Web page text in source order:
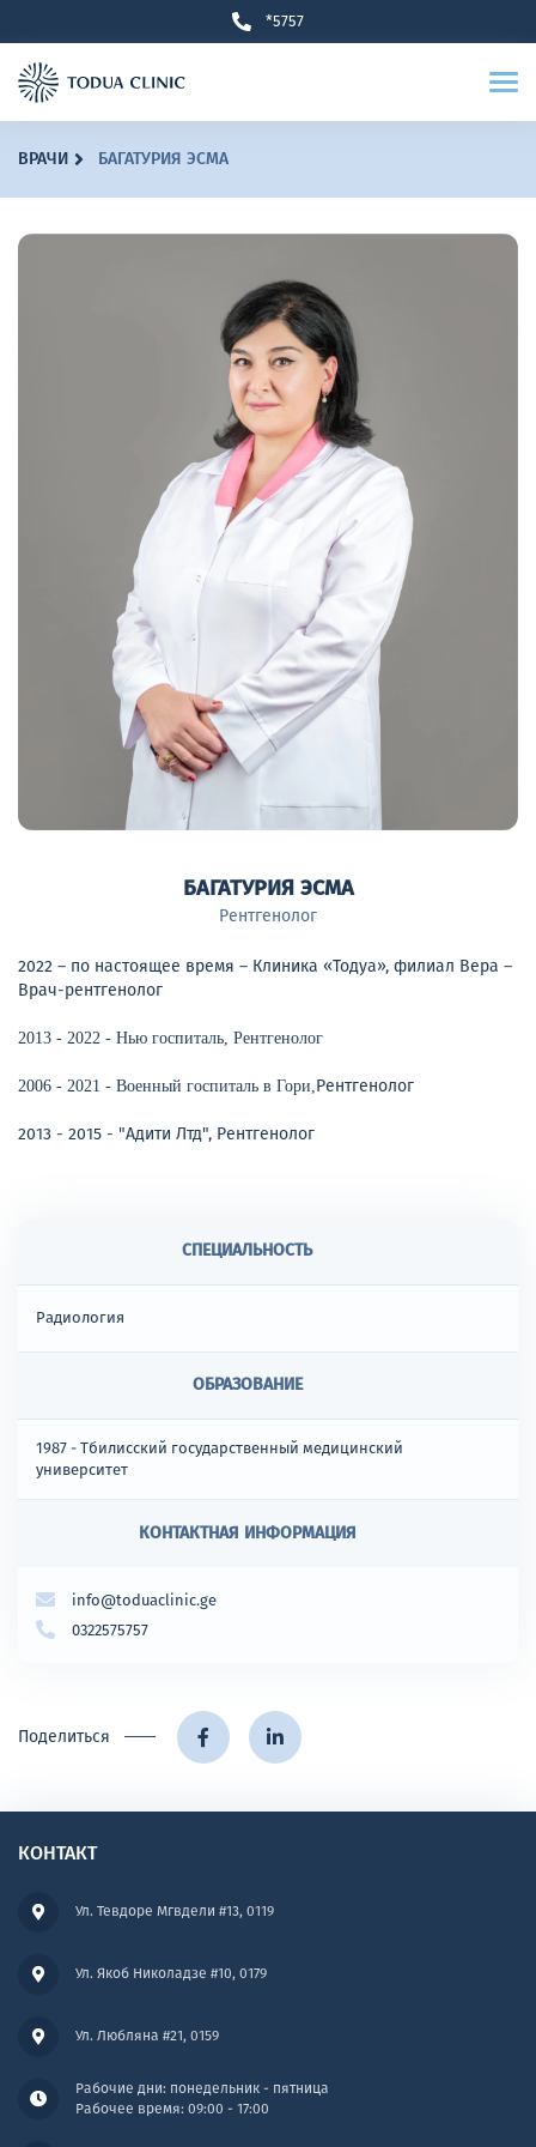
*5757
ВРАЧИ БАГАТУРИЯ ЭСМА
БАГАТУРИЯ ЭСМА
Рентгенолог
2022 – по настоящее время – Клиника «Тодуа», филиал Вера –
Врач-рентгенолог
2013 - 2022 - Нью госпиталь, Рентгенолог
2006 - 2021 - Военный госпиталь в Гори, Рентгенолог
2013 - 2015 - "Адити Лтд", Рентгенолог
СПЕЦИАЛЬНОСТЬ
Радиология
ОБРАЗОВАНИЕ
1987 - Тбилисский государственный медицинский
университет
КОНТАКТНАЯ ИНФОРМАЦИЯ
info@toduaclinic.ge
0322575757
Поделиться
КОНТАКТ
Ул. Тевдоре Мгвдели #13, 0119
Рабочие дни: понедельник - пятница
Рабочее время: 09:00 - 17:00
Ул. Якоб Николадзе #10, 0179
Ул. Любляна #21, 0159